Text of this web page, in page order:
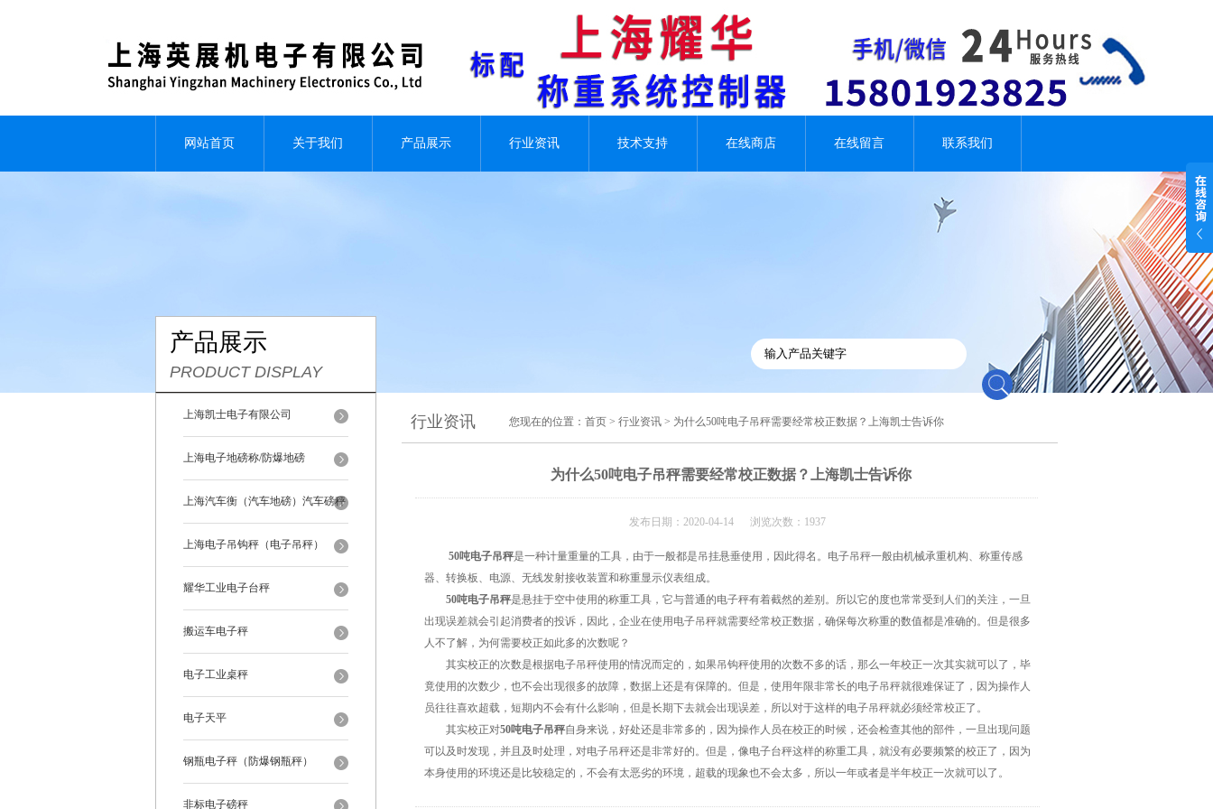
网站首页 关于我们 产品展示 行业资讯 技术支持 在线商店 在线留言 联系我们
产品展示
PRODUCT DISPLAY
上海凯士电子有限公司
上海电子地磅称/防爆地磅
上海汽车衡（汽车地磅）汽车磅秤
上海电子吊钩秤（电子吊秤）
耀华工业电子台秤
搬运车电子秤
电子工业桌秤
电子天平
钢瓶电子秤（防爆钢瓶秤）
非标电子磅秤
行业资讯 您现在的位置： 首页 > 行业资讯 > 为什么50吨电子吊秤需要经常校正数据？上海凯士告诉你
为什么50吨电子吊秤需要经常校正数据？上海凯士告诉你
发布日期：2020-04-14 浏览次数：1937
50吨电子吊秤是一种计量重量的工具，由于一般都是吊挂悬垂使用，因此得名。电子吊秤一般由机械承重机构、称重传感
器、转换板、电源、无线发射接收装置和称重显示仪表组成。
50吨电子吊秤是悬挂于空中使用的称重工具，它与普通的电子秤有着截然的差别。所以它的度也常常受到人们的关注，一旦
出现误差就会引起消费者的投诉，因此，企业在使用电子吊秤就需要经常校正数据，确保每次称重的数值都是准确的。但是很多
人不了解，为何需要校正如此多的次数呢？
其实校正的次数是根据电子吊秤使用的情况而定的，如果吊钩秤使用的次数不多的话，那么一年校正一次其实就可以了，毕
竟使用的次数少，也不会出现很多的故障，数据上还是有保障的。但是，使用年限非常长的电子吊秤就很难保证了，因为操作人
员往往喜欢超载，短期内不会有什么影响，但是长期下去就会出现误差，所以对于这样的电子吊秤就必须经常校正了。
其实校正对50吨电子吊秤自身来说，好处还是非常多的，因为操作人员在校正的时候，还会检查其他的部件，一旦出现问题
可以及时发现，并且及时处理，对电子吊秤还是非常好的。但是，像电子台秤这样的称重工具，就没有必要频繁的校正了，因为
本身使用的环境还是比较稳定的，不会有太恶劣的环境，超载的现象也不会太多，所以一年或者是半年校正一次就可以了。